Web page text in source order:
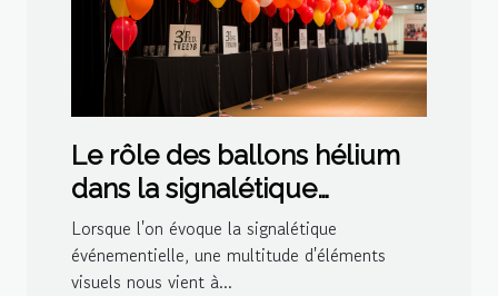
Le rôle des ballons hélium
dans la signalétique
événementielle
Lorsque l'on évoque la signalétique
événementielle, une multitude d'éléments
visuels nous vient à...